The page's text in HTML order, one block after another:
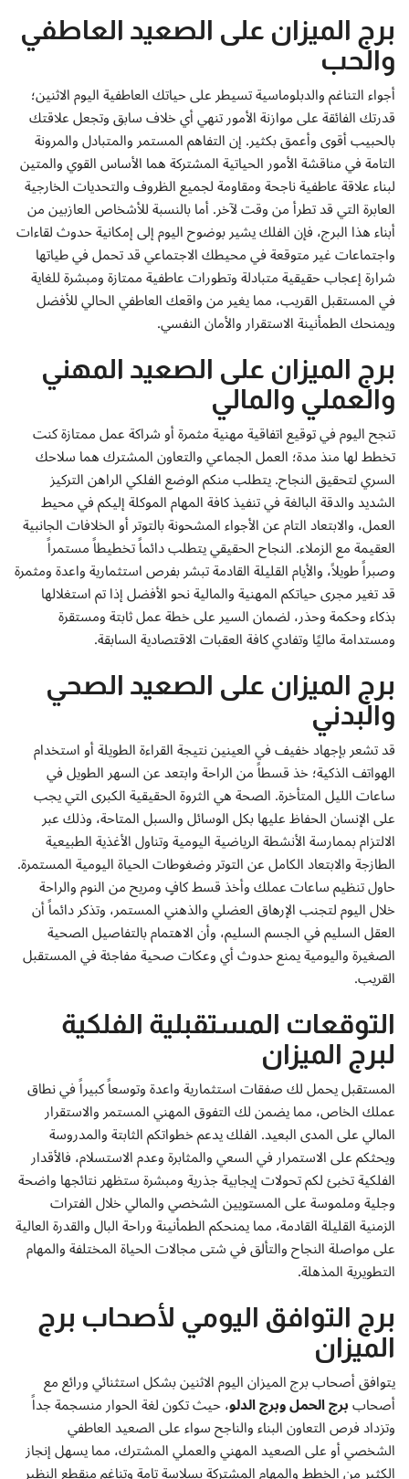
برج الميزان على الصعيد العاطفي
والحب
أجواء التناغم والدبلوماسية تسيطر على حياتك العاطفية اليوم الاثنين؛
قدرتك الفائقة على موازنة الأمور تنهي أي خلاف سابق وتجعل علاقتك
بالحبيب أقوى وأعمق بكثير. إن التفاهم المستمر والمتبادل والمرونة
التامة في مناقشة الأمور الحياتية المشتركة هما الأساس القوي والمتين
لبناء علاقة عاطفية ناجحة ومقاومة لجميع الظروف والتحديات الخارجية
العابرة التي قد تطرأ من وقت لآخر. أما بالنسبة للأشخاص العازبين من
أبناء هذا البرج، فإن الفلك يشير بوضوح اليوم إلى إمكانية حدوث لقاءات
واجتماعات غير متوقعة في محيطك الاجتماعي قد تحمل في طياتها
شرارة إعجاب حقيقية متبادلة وتطورات عاطفية ممتازة ومبشرة للغاية
في المستقبل القريب، مما يغير من واقعك العاطفي الحالي للأفضل
ويمنحك الطمأنينة الاستقرار والأمان النفسي.
برج الميزان على الصعيد المهني
والعملي والمالي
تنجح اليوم في توقيع اتفاقية مهنية مثمرة أو شراكة عمل ممتازة كنت
تخطط لها منذ مدة؛ العمل الجماعي والتعاون المشترك هما سلاحك
السري لتحقيق النجاح. يتطلب منكم الوضع الفلكي الراهن التركيز
الشديد والدقة البالغة في تنفيذ كافة المهام الموكلة إليكم في محيط
العمل، والابتعاد التام عن الأجواء المشحونة بالتوتر أو الخلافات الجانبية
العقيمة مع الزملاء. النجاح الحقيقي يتطلب دائماً تخطيطاً مستمراً
وصبراً طويلاً، والأيام القليلة القادمة تبشر بفرص استثمارية واعدة ومثمرة
قد تغير مجرى حياتكم المهنية والمالية نحو الأفضل إذا تم استغلالها
بذكاء وحكمة وحذر، لضمان السير على خطة عمل ثابتة ومستقرة
ومستدامة ماليًا وتفادي كافة العقبات الاقتصادية السابقة.
برج الميزان على الصعيد الصحي
والبدني
قد تشعر بإجهاد خفيف في العينين نتيجة القراءة الطويلة أو استخدام
الهواتف الذكية؛ خذ قسطاً من الراحة وابتعد عن السهر الطويل في
ساعات الليل المتأخرة. الصحة هي الثروة الحقيقية الكبرى التي يجب
على الإنسان الحفاظ عليها بكل الوسائل والسبل المتاحة، وذلك عبر
الالتزام بممارسة الأنشطة الرياضية اليومية وتناول الأغذية الطبيعية
الطازجة والابتعاد الكامل عن التوتر وضغوطات الحياة اليومية المستمرة.
حاول تنظيم ساعات عملك وأخذ قسط كافٍ ومريح من النوم والراحة
خلال اليوم لتجنب الإرهاق العضلي والذهني المستمر، وتذكر دائماً أن
العقل السليم في الجسم السليم، وأن الاهتمام بالتفاصيل الصحية
الصغيرة واليومية يمنع حدوث أي وعكات صحية مفاجئة في المستقبل
القريب.
التوقعات المستقبلية الفلكية
لبرج الميزان
المستقبل يحمل لك صفقات استثمارية واعدة وتوسعاً كبيراً في نطاق
عملك الخاص، مما يضمن لك التفوق المهني المستمر والاستقرار
المالي على المدى البعيد. الفلك يدعم خطواتكم الثابتة والمدروسة
ويحثكم على الاستمرار في السعي والمثابرة وعدم الاستسلام، فالأقدار
الفلكية تخبئ لكم تحولات إيجابية جذرية ومبشرة ستظهر نتائجها واضحة
وجلية وملموسة على المستويين الشخصي والمالي خلال الفترات
الزمنية القليلة القادمة، مما يمنحكم الطمأنينة وراحة البال والقدرة العالية
على مواصلة النجاح والتألق في شتى مجالات الحياة المختلفة والمهام
التطويرية المذهلة.
برج التوافق اليومي لأصحاب برج
الميزان
يتوافق أصحاب برج الميزان اليوم الاثنين بشكل استثنائي ورائع مع
أصحاببرج الحمل وبرج الدلو، حيث تكون لغة الحوار منسجمة جداً
وتزداد فرص التعاون البناء والناجح سواء على الصعيد العاطفي
الشخصي أو على الصعيد المهني والعملي المشترك، مما يسهل إنجاز
الكثير من الخطط والمهام المشتركة بسلاسة تامة وتناغم منقطع النظير